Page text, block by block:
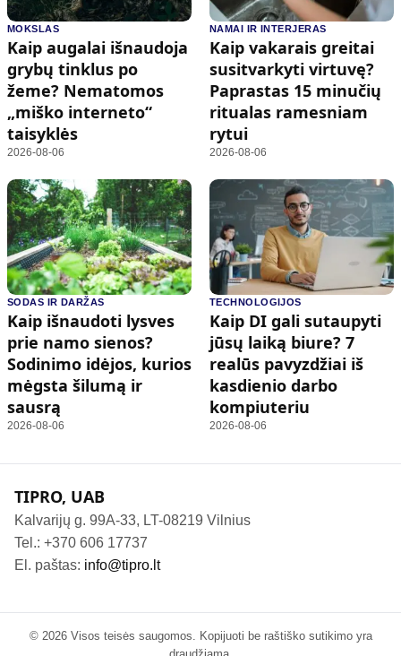
MOKSLAS
Kaip augalai išnaudoja
grybų tinklus po
žeme? Nematomos
„miško interneto“
taisyklės
2026-08-06
NAMAI IR INTERJERAS
Kaip vakarais greitai
susitvarkyti virtuvę?
Paprastas 15 minučių
ritualas ramesniam
rytui
2026-08-06
SODAS IR DARŽAS
Kaip išnaudoti lysves
prie namo sienos?
Sodinimo idėjos, kurios
mėgsta šilumą ir
sausrą
2026-08-06
TECHNOLOGIJOS
Kaip DI gali sutaupyti
jūsų laiką biure? 7
realūs pavyzdžiai iš
kasdienio darbo
kompiuteriu
2026-08-06
TIPRO, UAB
Kalvarijų g. 99A-33, LT-08219 Vilnius
Tel.: +370 606 17737
El. paštas: info@tipro.lt
© 2026 Visos teisės saugomos. Kopijuoti be raštiško sutikimo yra